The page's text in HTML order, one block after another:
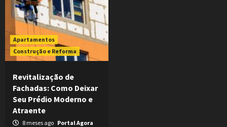
Apartamentos
Construção e Reforma
Revitalização de
Fachadas: Como Deixar
Seu Prédio Moderno e
Atraente
8 meses ago Portal Agora